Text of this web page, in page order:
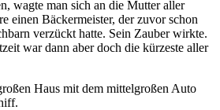
wagte man sich an die Mutter aller
einen Bäckermeister, der zuvor schon
verzückt hatte. Sein Zauber wirkte.
war dann aber doch die kürzeste aller
Haus mit dem mittelgroßen Auto